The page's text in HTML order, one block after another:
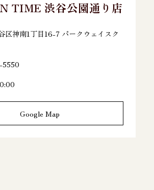
TIME 渋谷公園通り店
区神南1丁目16-7 パークウェイスク
Google Map